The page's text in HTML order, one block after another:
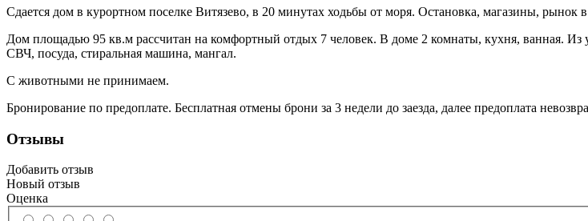
Сдается дом в курортном поселке Витязево, в 20 минутах ходьбы от моря. Остановка, магазины, рынок
Дом площадью 95 кв.м рассчитан на комфортный отдых 7 человек. В доме 2 комнаты, кухня, ванная. Из
СВЧ, посуда, стиральная машина, мангал.
С животными не принимаем.
Бронирование по предоплате. Бесплатная отмены брони за 3 недели до заезда, далее предоплата
Отзывы
Добавить отзыв
Новый отзыв
Оценка